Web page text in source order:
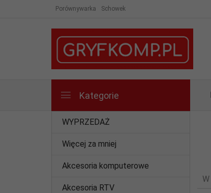
Porównywarka Schowek
Kategorie
WYPRZEDAŻ
Więcej za mniej
Akcesoria komputerowe
Akcesoria RTV